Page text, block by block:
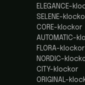
ELEGANCE-
SELENE-
CORE-klockor
AUTOMATIC-
FLORA-klockor
NORDIC-
CITY-klockor
ORIGINAL-